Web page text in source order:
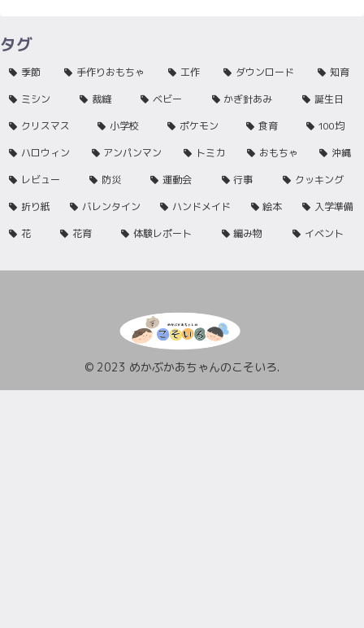
タグ
季節 手作りおもちゃ 工作 ダウンロード
知育
ミシン
裁縫 ベビー かぎ針あみ
誕生日
クリスマス
小学校 ポケモン 食育
100均
ハロウィン
アンパンマン トミカ おもちゃ
沖縄
レビュー
防災 運動会 行事
クッキング
折り紙
バレンタイン ハンドメイド 絵本
入学準備
花
花育 体験レポート 編み物 イベント
© 2023 めかぶかあちゃんのこそいろ.